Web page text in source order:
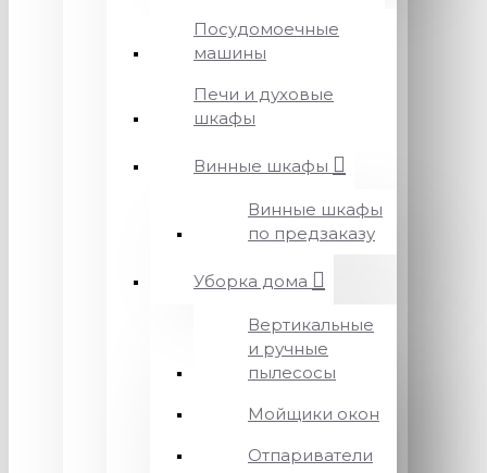
Посудомоечные
машины
Печи и духовые
шкафы
Винные шкафы
Винные шкафы
по предзаказу
Уборка дома
Вертикальные
и ручные
пылесосы
Мойщики окон
Отпариватели